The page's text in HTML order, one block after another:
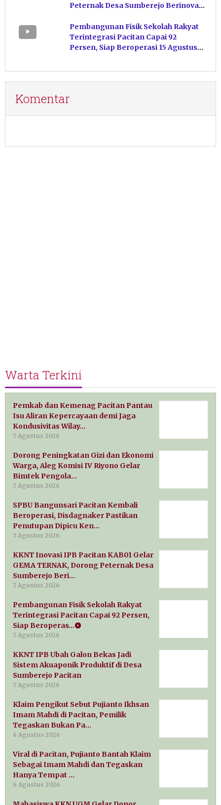
Peternak Desa Sumberejo Berinovasi
Pembangunan Fisik Sekolah Rakyat
Terintegrasi Pacitan Capai 92
Persen, Siap Beroperasi 15 Agustus
Komentar
Warta Terkini
Pemkab dan Kemenag Pacitan Pantau
Isu Aliran Kepercayaan demi Jaga
Kondusivitas Wilay…
7 Agustus 2026
Dorong Peningkatan Gizi dan Ekonomi
Warga, Aleg Komisi IV Riyono Gelar
Bimtek Pengola…
7 Agustus 2026
SPBU Bangunsari Pacitan Kembali
Beroperasi, Disdagnaker Pastikan
Penutupan Dipicu Ken…
7 Agustus 2026
KKNT Inovasi IPB Pacitan KAB01 Gelar
GEMA TERNAK, Dorong Peternak Desa
Sumberejo Beri…
7 Agustus 2026
Pembangunan Fisik Sekolah Rakyat
Terintegrasi Pacitan Capai 92 Persen,
Siap Beroperas…
7 Agustus 2026
KKNT IPB Ubah Galon Bekas Jadi
Sistem Akuaponik Produktif di Desa
Sumberejo Pacitan
7 Agustus 2026
Klaim Pengikut Sebut Pujianto Ikhsan
Imam Mahdi di Pacitan, Pemilik
Tegaskan Bukan Pa…
6 Agustus 2026
Viral di Pacitan, Pujianto Bantah Klaim
Sebagai Imam Mahdi dan Tegaskan
Hanya Tempat …
6 Agustus 2026